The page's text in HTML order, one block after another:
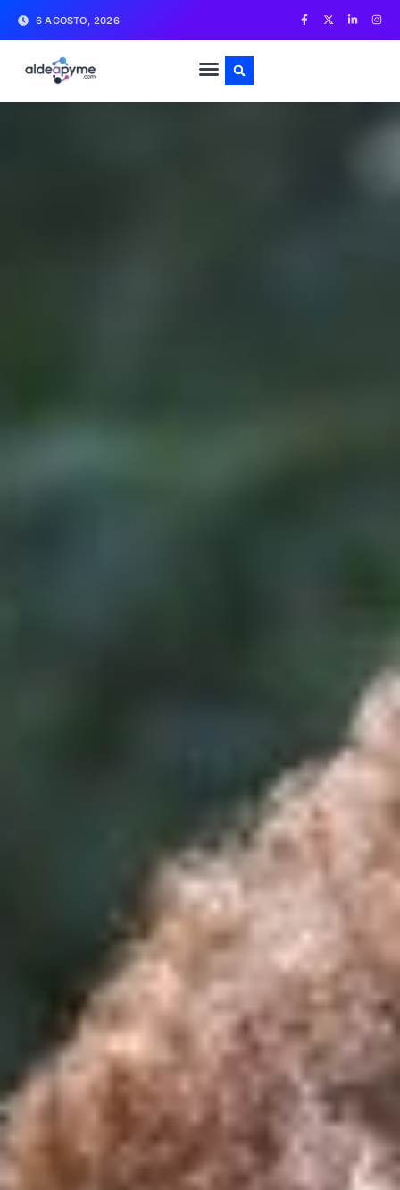
6 AGOSTO, 2026